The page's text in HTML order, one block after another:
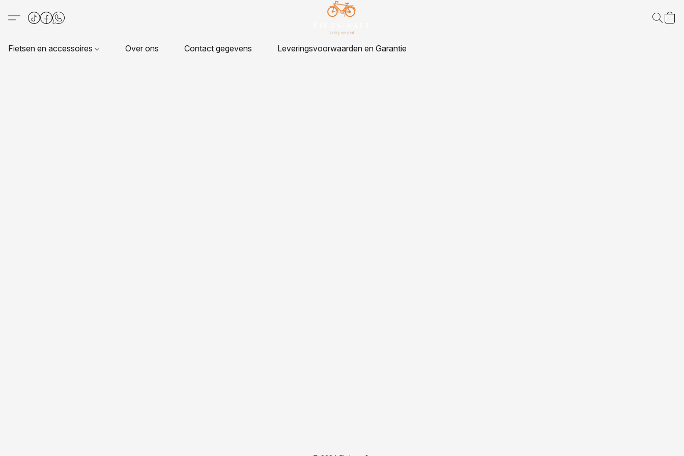
Fietsen en accessoires Over ons Contact gegevens Leveringsvoorwaarden en Garantie